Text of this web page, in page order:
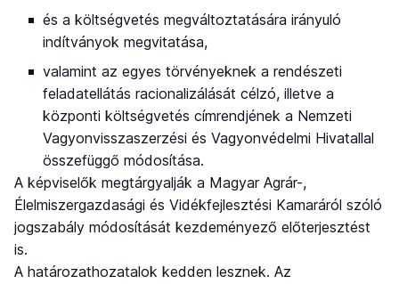
és a költségvetés megváltoztatására irányuló
indítványok megvitatása,
valamint az egyes törvényeknek a rendészeti
feladatellátás racionalizálását célzó, illetve a
központi költségvetés címrendjének a Nemzeti
Vagyonvisszaszerzési és Vagyonvédelmi Hivatallal
összefüggő módosítása.
A képviselők megtárgyalják a Magyar Agrár-,
Élelmiszergazdasági és Vidékfejlesztési Kamaráról szóló
jogszabály módosítását kezdeményező előterjesztést
is.
A határozathozatalok kedden lesznek. Az